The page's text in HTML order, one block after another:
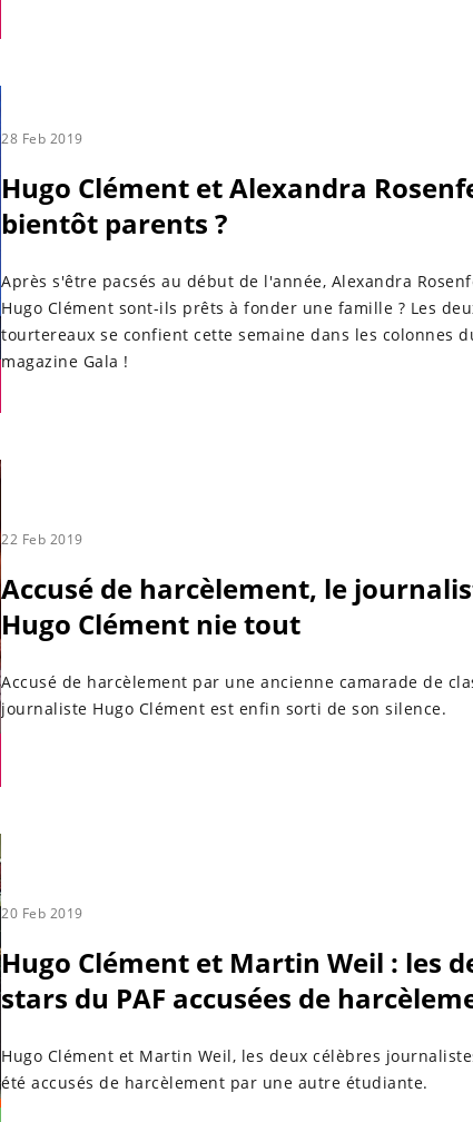
28 Feb 2019
Hugo Clément et Alexandra
bientôt parents ?
Après s'être pacsés au début de l'année, Alexandra
Hugo Clément sont-ils prêts à fonder une famille ? Les
tourtereaux se confient cette semaine dans les colonnes
magazine Gala !
22 Feb 2019
Accusé de harcèlement, le
Hugo Clément nie tout
Accusé de harcèlement par une ancienne camarade de
journaliste Hugo Clément est enfin sorti de son silence.
20 Feb 2019
Hugo Clément et Martin Weil : les
stars du PAF accusées de
Hugo Clément et Martin Weil, les deux célèbres
été accusés de harcèlement par une autre étudiante.